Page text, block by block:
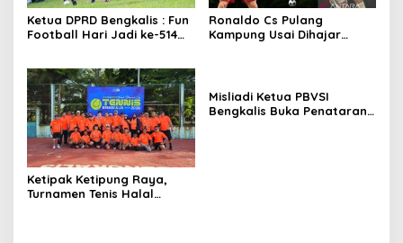
Ketua DPRD Bengkalis : Fun
Football Hari Jadi ke-514
Sinergitas.
Ronaldo Cs Pulang
Kampung Usai Dihajar
Ketipak Ketipung Raya,
Turnamen Tenis Halal
Misliadi Ketua PBVSI
Bengkalis Buka Penataran